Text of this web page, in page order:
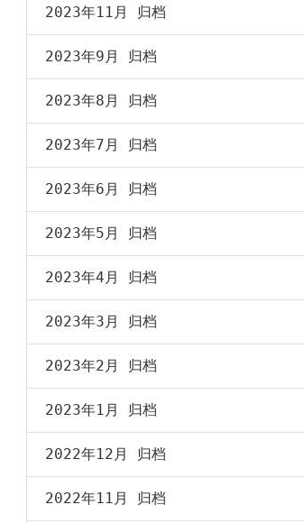
2023年11月 归档
2023年9月 归档
2023年8月 归档
2023年7月 归档
2023年6月 归档
2023年5月 归档
2023年4月 归档
2023年3月 归档
2023年2月 归档
2023年1月 归档
2022年12月 归档
2022年11月 归档